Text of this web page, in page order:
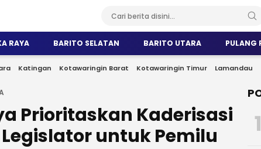
RAYA BARITO SELATAN BARITO UTARA PULANG
Katingan Kotawaringin Barat Kotawaringin Timur Lamandau
Prioritaskan Kaderisasi
untuk Pemilu
1